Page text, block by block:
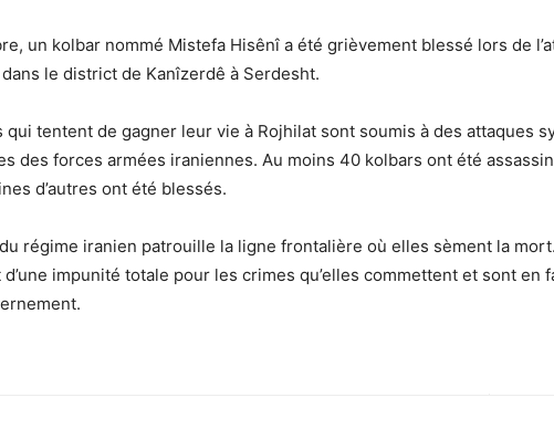
un kolbar nommé Mistefa Hisênî a été grièvement blessé lors de
le district de Kanîzerdê à Serdesht.
qui tentent de gagner leur vie à Rojhilat sont soumis à des attaques
des forces armées iraniennes. Au moins 40 kolbars ont été
d’autres ont été blessés.
régime iranien patrouille la ligne frontalière où elles sèment la
impunité totale pour les crimes qu’elles commettent et sont en